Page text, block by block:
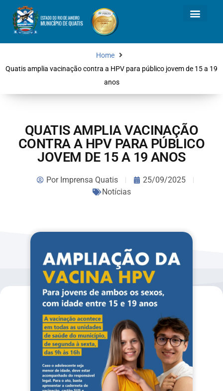
Home
Quatis amplia vacinação contra a HPV para público jovem de 15 a 19
anos
QUATIS AMPLIA VACINAÇÃO
CONTRA A HPV PARA PÚBLICO
JOVEM DE 15 A 19 ANOS
PorImprensa Quatis
25/09/2025
Notícias